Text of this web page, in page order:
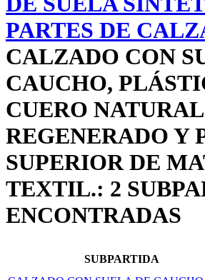
PARTES DE
CALZADO CON
CAUCHO,
CUERO
REGENERADO Y
SUPERIOR DE
TEXTIL.: 2
ENCONTRADAS
SUBPARTIDA